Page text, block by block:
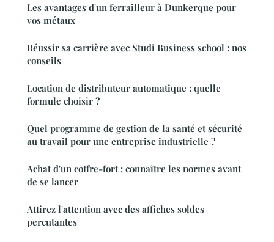
Les avantages d'un ferrailleur à Dunkerque pour
vos métaux
Réussir sa carrière avec Studi Business school : nos
conseils
Location de distributeur automatique : quelle
formule choisir ?
Quel programme de gestion de la santé et sécurité
au travail pour une entreprise industrielle ?
Achat d'un coffre-fort : connaître les normes avant
de se lancer
Attirez l'attention avec des affiches soldes
percutantes